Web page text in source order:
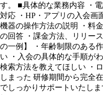
す。 ■具体的な業務内容 ・
対応 ・HP・アプリの入会画
機器の操作方法の説明 ・料
の回答 ・課金方法、リリー
の一例】 ・年齢制限のある
い ・入会の具体的な手順が
検索方法を教えてほしい ・
しまった 研修期間から完全
でしっかりサポートいたし